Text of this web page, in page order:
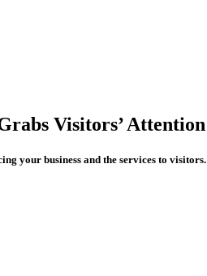
Visitors’ Attention
your business and the services to visitors.